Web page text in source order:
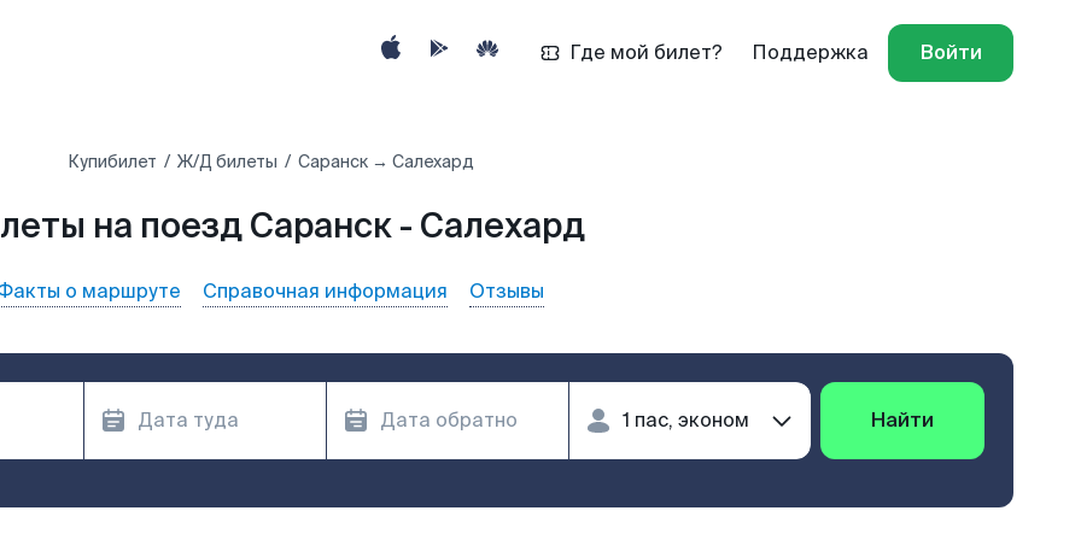
Где мой билет? Поддержка Войти
Купибилет Ж/Д билеты Саранск → Салехард
на поезд Саранск - Салехард
о маршруте Справочная информация Отзывы
Найти